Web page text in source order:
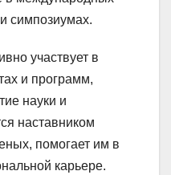
симпозиумах.
участвует в
и программ,
науки и
наставником
помогает им в
карьере.